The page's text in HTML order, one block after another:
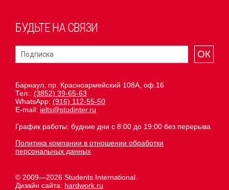
БУДЬТЕ НА СВЯЗИ
ОК
Барнаул, пр. Красноармейский 108А, оф.16
Тел.: (3852) 39-65-63
WhatsApp: (916) 112-55-50
E-mail: ielts@studinter.ru
График работы: будние дни с 8:00 до 19:00 без перерыва
Политика компании в отношении обработки
персональных данных
© 2009—2026 Students International.
Дизайн сайта: hardwork.ru